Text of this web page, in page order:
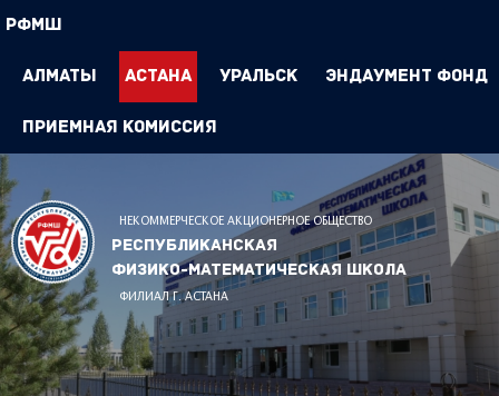
РФМШ
Алматы Астана Уральск Эндаумент Фонд
Приемная комиссия
НЕКОММЕРЧЕСКОЕ АКЦИОНЕРНОЕ ОБЩЕСТВО
Республиканская
физико-математическая школа
ФИЛИАЛ Г. АСТАНА